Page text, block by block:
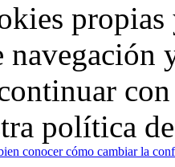
propias
política
conocer cómo cambiar la